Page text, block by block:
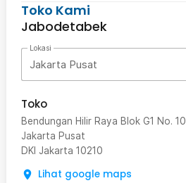
Toko Kami
Jabodetabek
Lokasi
Jakarta Pusat
Toko
Bendungan Hilir Raya Blok G1 No. 10
Jakarta Pusat
DKI Jakarta 10210
Lihat google maps